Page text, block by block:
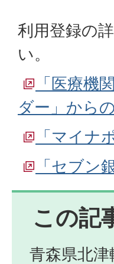
利用登録の
い。
「医療機
ダー」から
「マイナ
「セブン
この記
青森県北